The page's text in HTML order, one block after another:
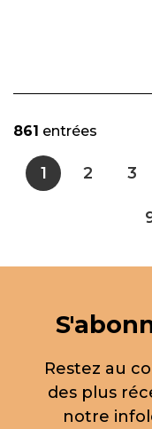
861 entrées
1 2 3
Restez au
des plus
notre